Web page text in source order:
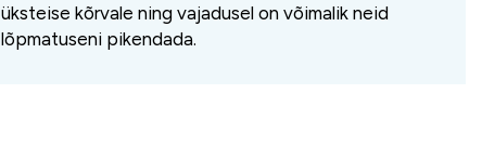
üksteise kõrvale ning vajadusel on võimalik neid
lõpmatuseni pikendada.